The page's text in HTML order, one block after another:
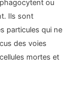
ou
Ils sont
particules qui ne
des voies
mortes et